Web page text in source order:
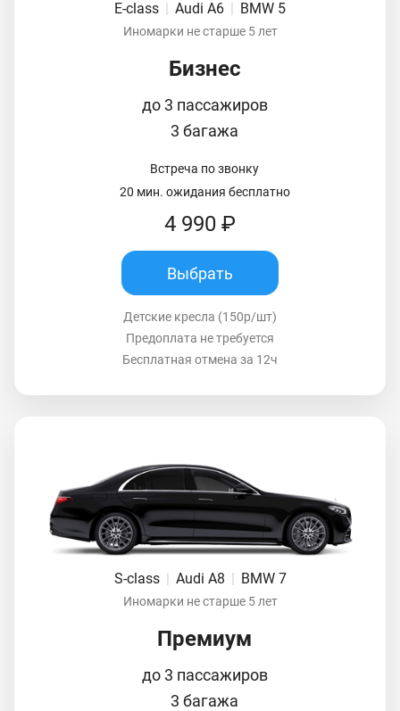
E-class | Audi A6 | BMW 5
Иномарки не старше 5 лет
Бизнес
до 3 пассажиров
3 багажа
Встреча по звонку
20 мин. ожидания бесплатно
4 990 ₽
Выбрать
Детские кресла (150р/шт)
Предоплата не требуется
Бесплатная отмена за 12ч
S-class | Audi A8 | BMW 7
Иномарки не старше 5 лет
Премиум
до 3 пассажиров
3 багажа